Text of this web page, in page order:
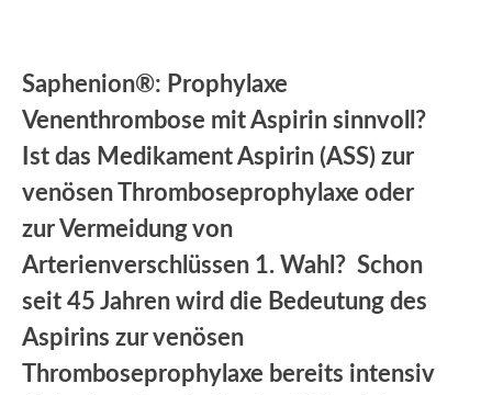
Saphenion®: Prophylaxe
Venenthrombose mit Aspirin sinnvoll?
Ist das Medikament Aspirin (ASS) zur
venösen Thromboseprophylaxe oder
zur Vermeidung von
Arterienverschlüssen 1. Wahl? Schon
seit 45 Jahren wird die Bedeutung des
Aspirins zur venösen
Thromboseprophylaxe bereits intensiv